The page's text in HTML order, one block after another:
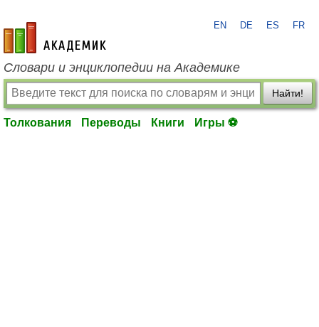
academic.ru
EN DE ES FR
Словари и энциклопедии на Академике
Найти!
Толкования Переводы Книги Игры ⚽